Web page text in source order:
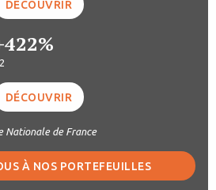
DÉCOUVRIR
DÉCOUVRIR
Nationale de France
À NOS PORTEFEUILLES